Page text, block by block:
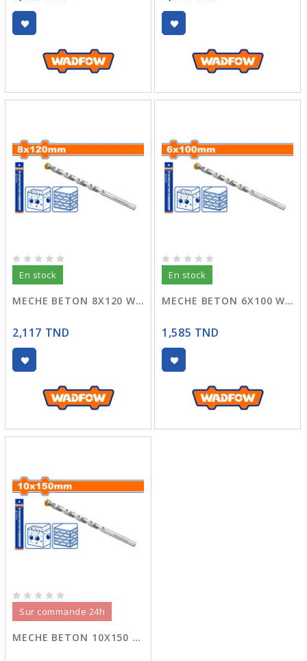
En stock
MECHE BETON 8X120 WMJ1K07
2,117 TND
En stock
MECHE BETON 6X100 WMJ1K04
1,585 TND
Sur commande 24h
MECHE BETON 10X150 WMJ1K11